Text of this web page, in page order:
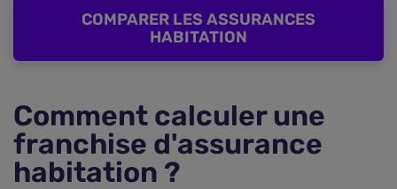
COMPARER LES ASSURANCES
HABITATION
Comment calculer une
franchise d'assurance
habitation ?